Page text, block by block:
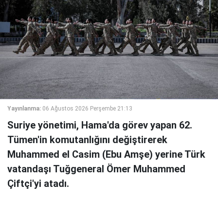
Yayınlanma: 06 Ağustos 2026 Perşembe 21:13
Suriye yönetimi, Hama'da görev yapan 62.
Tümen'in komutanlığını değiştirerek
Muhammed el Casim (Ebu Amşe) yerine Türk
vatandaşı Tuğgeneral Ömer Muhammed
Çiftçi'yi atadı.